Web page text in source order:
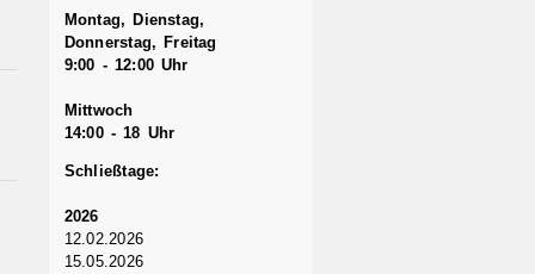
Montag, Dienstag,
Donnerstag, Freitag
9:00 - 12:00 Uhr
Mittwoch
14:00 - 18 Uhr
Schließtage:
2026
12.02.2026
15.05.2026